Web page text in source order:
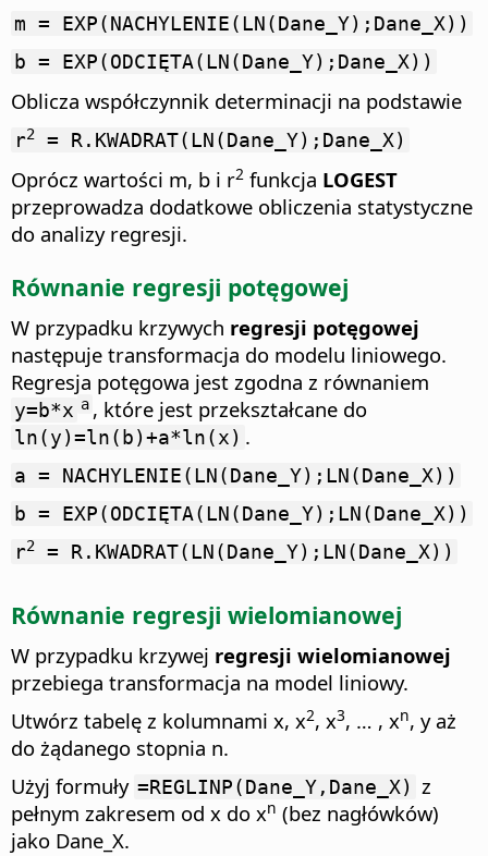
m = EXP(NACHYLENIE(LN(Dane_Y);Dane_X))
b = EXP(ODCIĘTA(LN(Dane_Y);Dane_X))
Oblicza współczynnik determinacji na podstawie
r2 = R.KWADRAT(LN(Dane_Y);Dane_X)
Oprócz wartości m, b i r2 funkcja LOGEST
przeprowadza dodatkowe obliczenia statystyczne
do analizy regresji.
Równanie regresji potęgowej
W przypadku krzywych regresji potęgowej
następuje transformacja do modelu liniowego.
Regresja potęgowa jest zgodna z równaniem
y=b*x a , które jest przekształcane do
ln(y)=ln(b)+a*ln(x) .
a = NACHYLENIE(LN(Dane_Y);LN(Dane_X))
b = EXP(ODCIĘTA(LN(Dane_Y);LN(Dane_X))
r2 = R.KWADRAT(LN(Dane_Y);LN(Dane_X))
Równanie regresji wielomianowej
W przypadku krzywej regresji wielomianowej
przebiega transformacja na model liniowy.
Utwórz tabelę z kolumnami x, x2, x3, … , xn, y aż
do żądanego stopnia n.
Użyj formuły =REGLINP(Dane_Y,Dane_X) z
pełnym zakresem od x do xn (bez nagłówków)
jako Dane_X.